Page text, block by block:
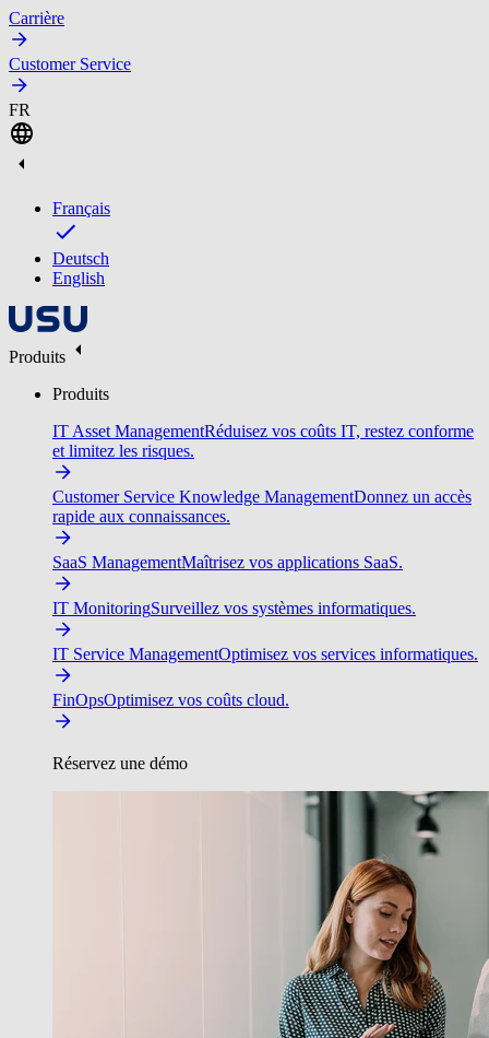
Carrière
Customer Service
FR
Français
Deutsch
English
Produits
Produits
IT Asset ManagementRéduisez vos coûts IT, restez conforme
et limitez les risques.
Customer Service Knowledge ManagementDonnez un accès
rapide aux connaissances.
SaaS ManagementMaîtrisez vos applications SaaS.
IT MonitoringSurveillez vos systèmes informatiques.
IT Service ManagementOptimisez vos services informatiques.
FinOpsOptimisez vos coûts cloud.
Réservez une démo